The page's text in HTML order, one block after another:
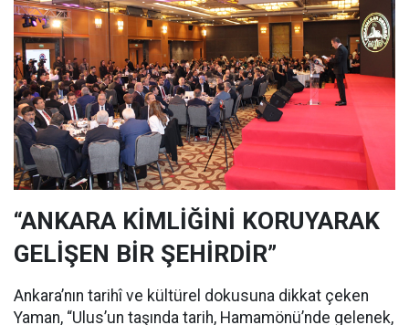
“ANKARA KİMLİĞİNİ KORUYARAK
GELİŞEN BİR ŞEHİRDİR”
Ankara’nın tarihî ve kültürel dokusuna dikkat çeken
Yaman, “Ulus’un taşında tarih, Hamamönü’nde gelenek,